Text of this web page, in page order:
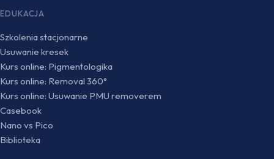
EDUKACJA
Szkolenia stacjonarne
Usuwanie kresek
Kurs online: Pigmentologika
Kurs online: Removal 360°
Kurs online: Usuwanie PMU removerem
Casebook
Nano vs Pico
Biblioteka